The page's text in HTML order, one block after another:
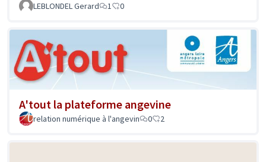
LEBLONDEL Gerard 1 0
A'tout la plateforme angevine
relation numérique à l'angevin 0 2